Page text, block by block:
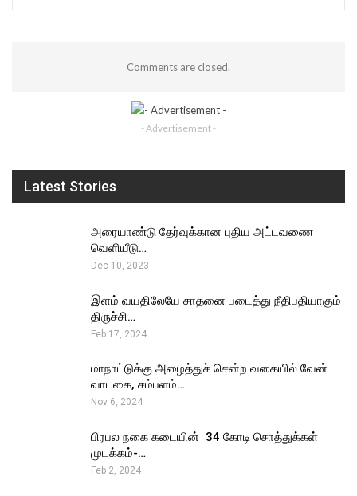
Comments are closed.
- Advertisement -
Latest Stories
அரையாண்டு தேர்வுக்கான புதிய அட்டவணை
வெளியீடு…
Dec 10, 2023
இளம் வயதிலேயே சாதனை படைத்து நீதிபதியாகும்
திருச்சி…
Feb 17, 2024
மாநாட்டுக்கு அழைத்துச் சென்ற வகையில் வேன்
வாடகை, சம்பளம்…
Nov 6, 2024
பிரபல நகை கடையின் ₹ 34 கோடி சொத்துக்கள்
முடக்கம்-…
Feb 2, 2024